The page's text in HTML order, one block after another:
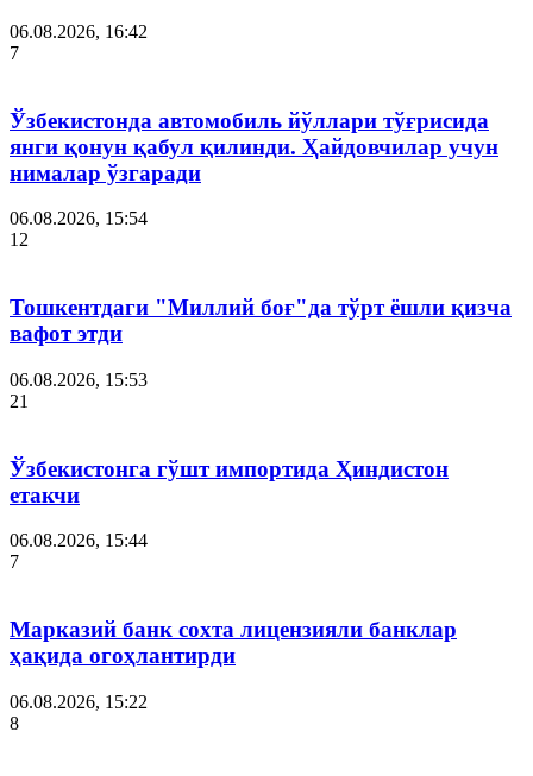
06.08.2026, 16:42
7
Ўзбекистонда автомобиль йўллари тўғрисида
янги қонун қабул қилинди. Ҳайдовчилар учун
нималар ўзгаради
06.08.2026, 15:54
12
Тошкентдаги "Миллий боғ"да тўрт ёшли қизча
вафот этди
06.08.2026, 15:53
21
Ўзбекистонга гўшт импортида Ҳиндистон
етакчи
06.08.2026, 15:44
7
Марказий банк сохта лицензияли банклар
ҳақида огоҳлантирди
06.08.2026, 15:22
8